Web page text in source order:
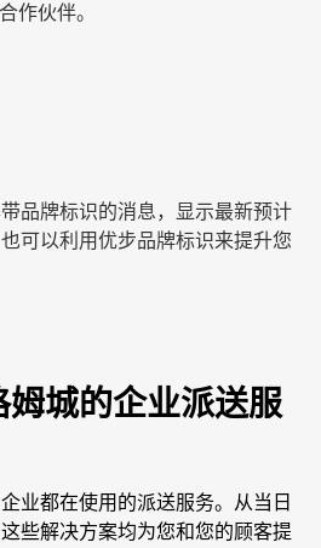
作伙伴。
品牌标识的消息，显示最新预计
可以利用优步品牌标识来提升您
城的企业派送服
业都在使用的派送服务。从当日
些解决方案均为您和您的顾客提